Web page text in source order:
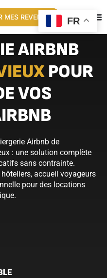
MES REVENUS
AIRBNB
POUR
VOS
Airbnb de
: une solution complète
sans contrainte.
accueil voyageurs
pour des locations
FR